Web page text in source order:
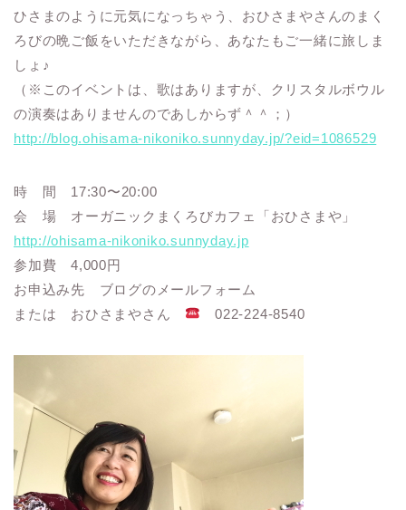
ひさまのように元気になっちゃう、おひさまやさんのまく
ろびの晩ご飯をいただきながら、あなたもご一緒に旅しま
しょ♪
（※このイベントは、歌はありますが、クリスタルボウル
の演奏はありませんのであしからず＾＾；）
http://blog.ohisama-nikoniko.sunnyday.jp/?eid=1086529
時 間 17:30〜20:00
会 場 オーガニックまくろびカフェ「おひさまや」
http://ohisama-nikoniko.sunnyday.jp
参加費 4,000円
お申込み先 ブログのメールフォーム
または おひさまやさん
022-224-8540